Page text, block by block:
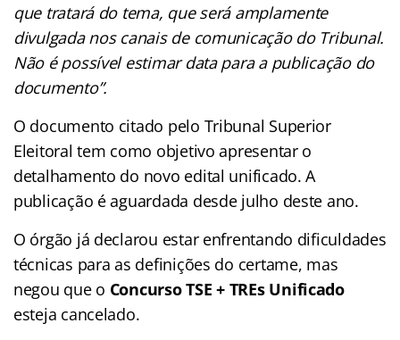
que tratará do tema, que será amplamente
divulgada nos canais de comunicação do Tribunal.
Não é possível estimar data para a publicação do
documento”.
O documento citado pelo Tribunal Superior
Eleitoral tem como objetivo apresentar o
detalhamento do novo edital unificado. A
publicação é aguardada desde julho deste ano.
O órgão já declarou estar enfrentando dificuldades
técnicas para as definições do certame, mas
negou que o Concurso TSE + TREs Unificado
esteja cancelado.